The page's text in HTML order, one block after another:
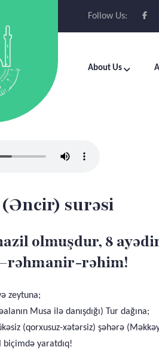
Follow Us:
About Us
surəsi
olmuşdur, 8
rəhim!
zeytuna;
Musa ilə danışdığı) Tur dağına;
(qorxusuz-xətərsiz) şəhərə
biçimdə yaratdıq!